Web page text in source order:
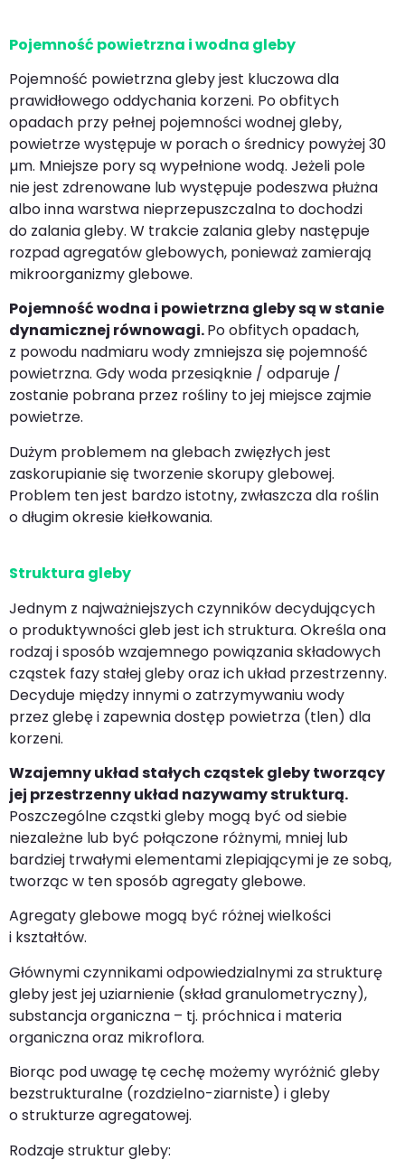
Pojemność powietrzna i wodna gleby
Pojemność powietrzna gleby jest kluczowa dla
prawidłowego oddychania korzeni. Po obfitych
opadach przy pełnej pojemności wodnej gleby,
powietrze występuje w porach o średnicy powyżej 30
µm. Mniejsze pory są wypełnione wodą. Jeżeli pole
nie jest zdrenowane lub występuje podeszwa płużna
albo inna warstwa nieprzepuszczalna to dochodzi
do zalania gleby. W trakcie zalania gleby następuje
rozpad agregatów glebowych, ponieważ zamierają
mikroorganizmy glebowe.
Pojemnośćwodna i powietrzna glebysąwstanie
dynamicznej równowagi.Po obfitych opadach,
z powodu nadmiaru wody zmniejsza się pojemność
powietrzna. Gdy woda przesiąknie / odparuje /
zostanie pobrana przez rośliny to jej miejsce zajmie
powietrze.
Dużym problemem na glebach zwięzłych jest
zaskorupianie się tworzenie skorupy glebowej.
Problem ten jest bardzo istotny, zwłaszcza dla roślin
o długim okresie kiełkowania.
Struktura gleby
Jednym z najważniejszych czynników decydujących
o produktywności gleb jest ich struktura. Określa ona
rodzaj i sposób wzajemnego powiązania składowych
cząstek fazy stałej gleby oraz ich układ przestrzenny.
Decyduje między innymi o zatrzymywaniu wody
przez glebę i zapewnia dostęp powietrza (tlen) dla
korzeni.
Wzajemny układ stałych cząstek gleby tworzący
jej przestrzenny układ nazywamystrukturą.
Poszczególne cząstki gleby mogą być od siebie
niezależne lub być połączone różnymi, mniej lub
bardziej trwałymi elementami zlepiającymi je ze sobą,
tworząc w ten sposób agregaty glebowe.
Agregaty glebowe mogą być różnej wielkości
i kształtów.
Głównymi czynnikami odpowiedzialnymi za strukturę
gleby jest jej uziarnienie (skład granulometryczny),
substancja organiczna – tj. próchnica i materia
organiczna oraz mikroflora.
Biorąc pod uwagę tę cechę możemy wyróżnić gleby
bezstrukturalne (rozdzielno-ziarniste) i gleby
o strukturze agregatowej.
Rodzaje struktur gleby: